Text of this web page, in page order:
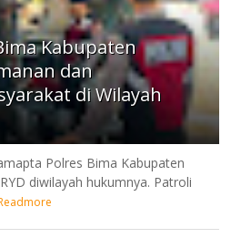
Kabupaten
dan
di Wilayah
Polres Bima Kabupaten
diwilayah hukumnya. Patroli